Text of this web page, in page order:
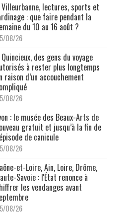
Villeurbanne, lectures, sports et
: que faire pendant la
du 10 au 16 août ?
08/26
des gens du voyage
à rester plus longtemps
raison d’un accouchement
08/26
: le musée des Beaux-Arts de
gratuit et jusqu’à la fin de
de canicule
08/26
et-Loire, Ain, Loire, Drôme,
Savoie : l'État renonce à
les vendanges avant
08/26